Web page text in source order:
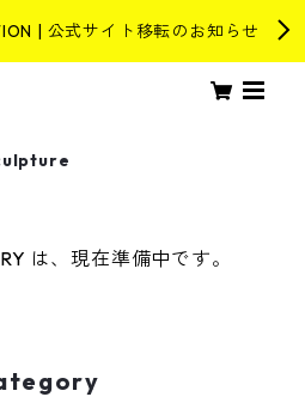
| 公式サイト移転のお知らせ
は、現在準備中です。